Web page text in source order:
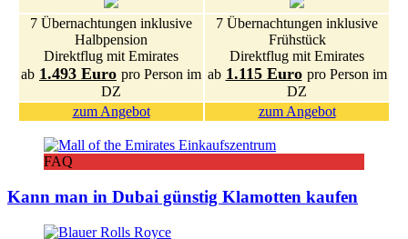
7 Übernachtungen inklusive
Halbpension
Direktflug mit Emirates
ab 1.493 Euro pro Person im
DZ
7 Übernachtungen inklusive
Frühstück
Direktflug mit Emirates
ab 1.115 Euro pro Person im
DZ
zum Angebot
zum Angebot
FAQ
Kann man in Dubai günstig Klamotten kaufen